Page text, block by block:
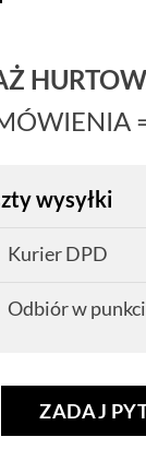
wysyłki
Kurier DPD
Odbiór w
ZADAJ